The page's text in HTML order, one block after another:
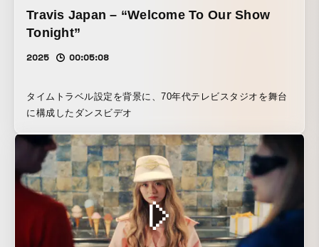
Travis Japan – “Welcome To Our Show
Tonight”
2025 00:05:08
タイムトラベル設定を背景に、70年代テレビスタジオを舞台
に構成したダンスビデオ